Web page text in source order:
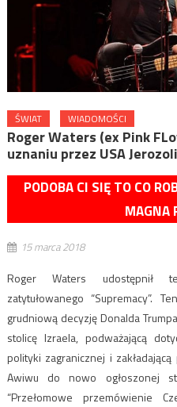
ŚWIAT WIADOMOŚCI
Roger Waters (ex Pink
uznaniu przez USA
PODOBA CI SIĘ TO CO
MAGNA
15 marca 2018
Roger Waters udostępnił
zatytułowanego “Supremacy”.
grudniową decyzję Donalda
stolicę Izraela, podważającą
polityki zagranicznej i
Awiwu do nowo ogłoszonej
“Przełomowe przemówienie